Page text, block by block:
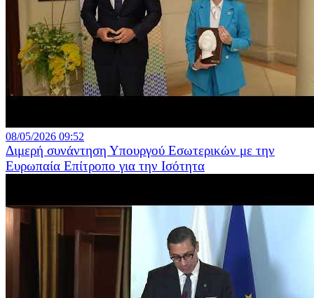
08/05/2026 09:52
Διμερή συνάντηση Υπουργού Εσωτερικών με την
Ευρωπαία Επίτροπο για την Ισότητα